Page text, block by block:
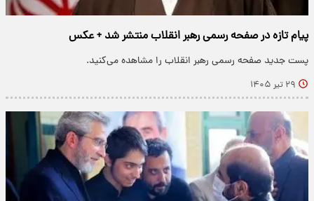
پیام تازه در صفحه رسمی رهبر انقلاب منتشر شد + عکس
پست جدید صفحه رسمی رهبر انقلاب را مشاهده می‌کنید.
۲۹ تیر ۱۴۰۵